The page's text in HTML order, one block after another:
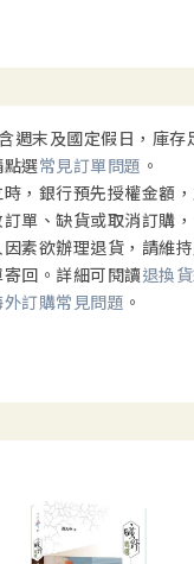
週末及國定假日，庫
選常見訂單問題 。
，銀行預先授權金額
單、缺貨或取消訂購
素欲辦理退貨，請維
回。詳細可閱讀退換
外訂購常見問題 。